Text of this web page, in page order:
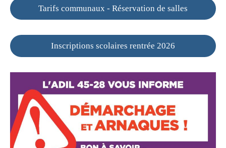
Tarifs communaux - Réservation de salles
Inscriptions scolaires rentrée 2026